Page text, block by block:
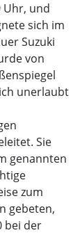
Uhr, und
sich im
Suzuki
von
unerlaubt
Sie
genannten
zum
gebeten,
bei der